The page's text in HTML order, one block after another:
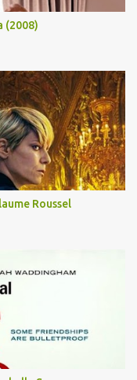
(2008)
Roussel